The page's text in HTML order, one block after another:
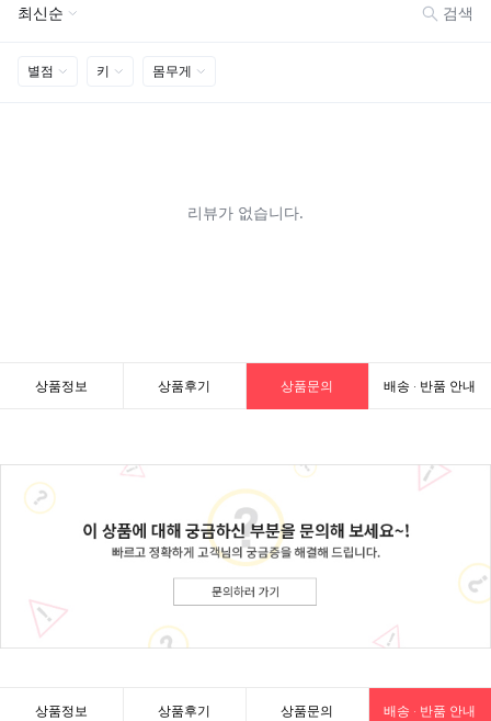
상품정보 상품후기 상품문의 배송 · 반품 안내
상품정보 상품후기 상품문의 배송 · 반품 안내